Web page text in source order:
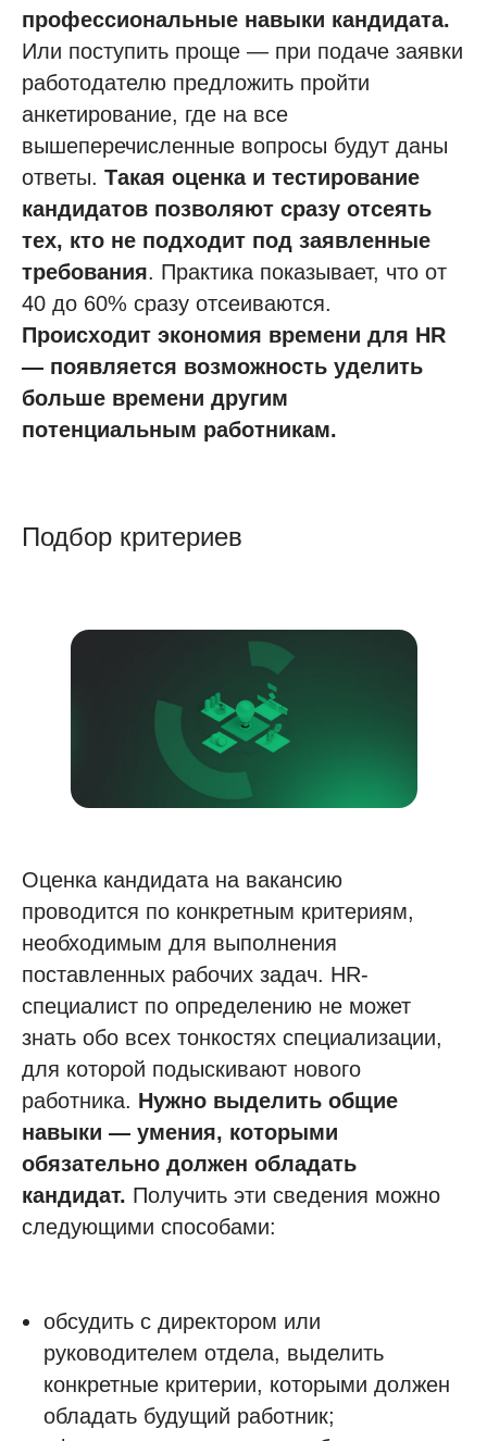
профессиональные навыки кандидата.
Или поступить проще — при подаче заявки
работодателю предложить пройти
анкетирование, где на все
вышеперечисленные вопросы будут даны
ответы. Такая оценка и тестирование
кандидатов позволяют сразу отсеять
тех, кто не подходит под заявленные
требования. Практика показывает, что от
40 до 60% сразу отсеиваются.
Происходит экономия времени для HR
— появляется возможность уделить
больше времени другим
потенциальным работникам.
Подбор критериев
Оценка кандидата на вакансию
проводится по конкретным критериям,
необходимым для выполнения
поставленных рабочих задач. HR-
специалист по определению не может
знать обо всех тонкостях специализации,
для которой подыскивают нового
работника. Нужно выделить общие
навыки — умения, которыми
обязательно должен обладать
кандидат. Получить эти сведения можно
следующими способами:
обсудить с директором или
руководителем отдела, выделить
конкретные критерии, которыми должен
обладать будущий работник;